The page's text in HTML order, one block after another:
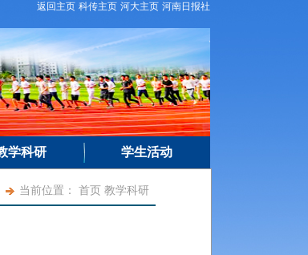
返回主页 科传主页 河大主页 河南日报社
学科研 学生活动
当前位置： 首页 教学科研